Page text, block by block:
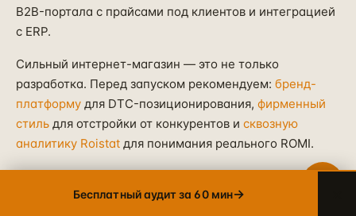
B2B-портала с прайсами под клиентов и интеграцией
с ERP.
Сильный интернет-магазин — это не только
разработка. Перед запуском рекомендуем: бренд-
платформу для DTC-позиционирования, фирменный
стиль для отстройки от конкурентов и сквозную
аналитику Roistat для понимания реального ROMI.
После запуска магазина — обязательно настройка
performance-маркетинга, SMM и контент-машины.
+7 905 456-75-58 · РОССИЙСКИЙ МЕССЕНДЖЕР
→
ЗВОНОК · ПН–ПТ 10:00–19:00
info@упакуем.рф →
Бесплатный аудит за 60 мин→